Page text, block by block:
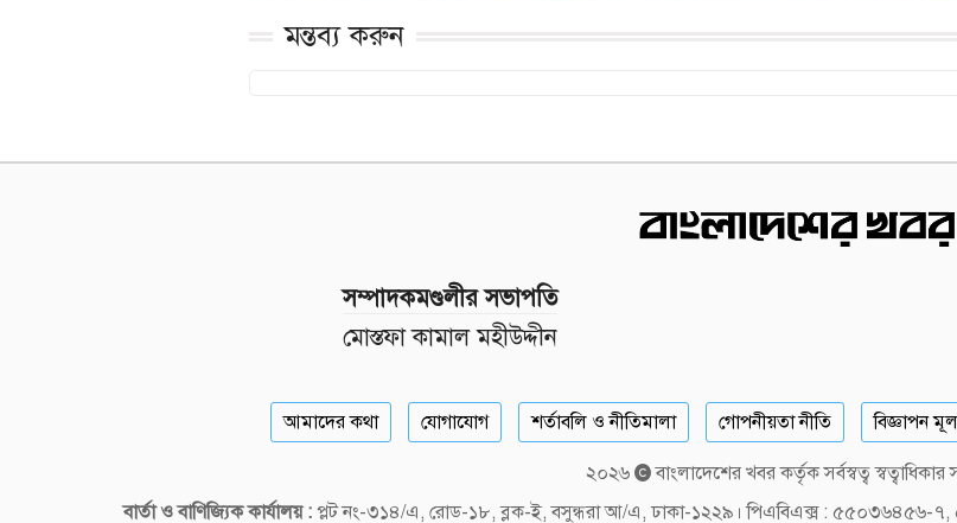
মন্তব্য করুন
সম্পাদকমণ্ডলীর সভাপতি
মোস্তফা কামাল মহীউদ্দীন
আমাদের কথা যোগাযোগ শর্তাবলি ও নীতিমালা গোপনীয়তা নীতি বিজ্ঞাপন
২০২৬
বাংলাদেশের খবর কর্তৃক সর্বস্বত্ব স্বত্বাধিকার
বার্তা ও বাণিজ্যিক কার্যালয় : প্লট নং-৩১৪/এ, রোড-১৮, ব্লক-ই, বসুন্ধরা আ/এ, ঢাকা-১২২৯। পিএবিএক্স :